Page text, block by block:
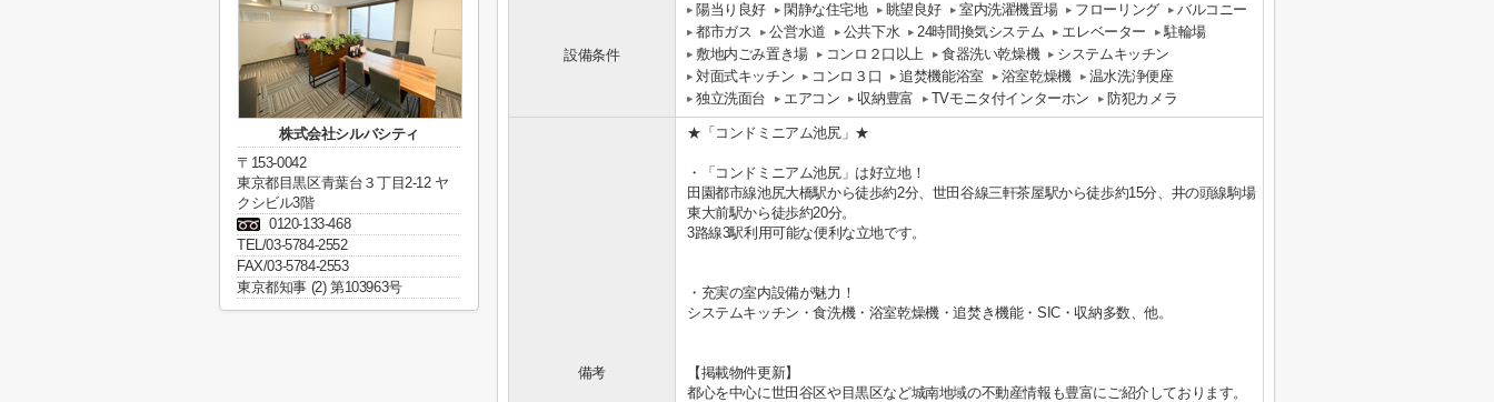
設備条件
陽当り良好 閑静な住宅地 眺望良好 室内洗濯機置場 フローリング
バルコニー
都市ガス
公営水道 公共下水 24時間換気システム エレベーター
駐輪場
敷地内ごみ置き場
コンロ２口以上 食器洗い乾燥機
システムキッチン
対面式キッチン
コンロ３口 追焚機能浴室 浴室乾燥機
温水洗浄便座
独立洗面台
エアコン 収納豊富 TVモニタ付インターホン 防犯カメラ
備考
★「コンドミニアム池尻」★
・「コンドミニアム池尻」は好立地！
田園都市線池尻大橋駅から徒歩約2分、世田谷線三軒茶屋駅から徒歩約15分、井の頭線駒場
東大前駅から徒歩約20分。
3路線3駅利用可能な便利な立地です。
・充実の室内設備が魅力！
システムキッチン・食洗機・浴室乾燥機・追焚き機能・SIC・収納多数、他。
【掲載物件更新】
都心を中心に世田谷区や目黒区など城南地域の不動産情報も豊富にご紹介しております。
株式会社シルバシティ
〒153-0042
東京都目黒区青葉台３丁目2-12 ヤ
クシビル3階
0120-133-468
TEL/03-5784-2552
FAX/03-5784-2553
東京都知事 (2) 第103963号